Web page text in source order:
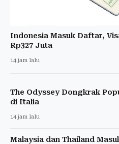
Indonesia Masuk Daftar,
Rp327 Juta
14 jam lalu
The Odyssey Dongkrak
di Italia
14 jam lalu
Malaysia dan Thailand